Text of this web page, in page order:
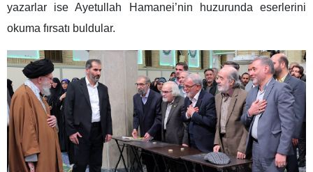
yazarlar ise Ayetullah Hamanei’nin huzurunda eserlerini
okuma fırsatı buldular.